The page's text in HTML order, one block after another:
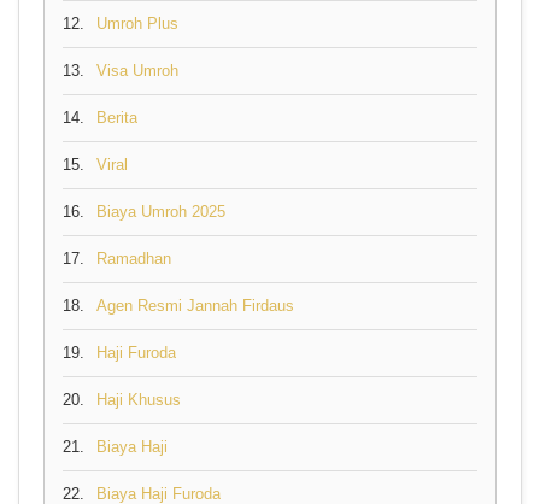
12. Umroh Plus
13. Visa Umroh
14. Berita
15. Viral
16. Biaya Umroh 2025
17. Ramadhan
18. Agen Resmi Jannah Firdaus
19. Haji Furoda
20. Haji Khusus
21. Biaya Haji
22. Biaya Haji Furoda